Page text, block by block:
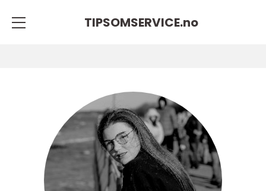
TIPSOMSERVICE.no